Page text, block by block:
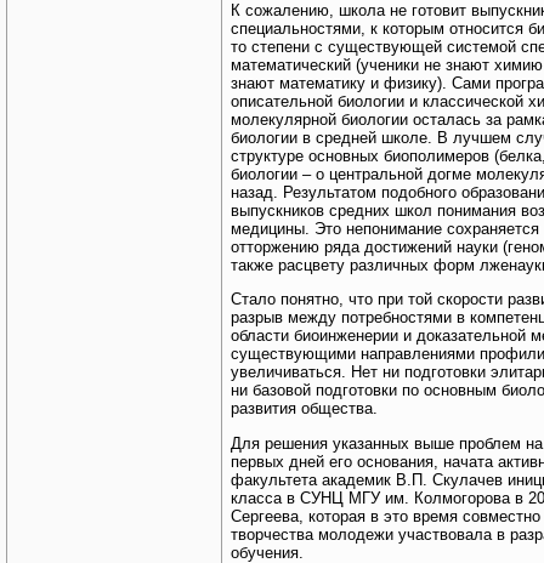
К сожалению, школа не готовит
специальностями, к которым относится
то степени с существующей системой
математический (ученики не знают
знают математику и физику). Сами
описательной биологии и классической
молекулярной биологии осталась за
биологии в средней школе. В лучшем
структуре основных биополимеров
биологии – о центральной догме
назад. Результатом подобного
выпускников средних школ понимания
медицины. Это непонимание
отторжению ряда достижений науки
также расцвету различных форм
Стало понятно, что при той скорости
разрыв между потребностями в
области биоинженерии и доказательной
существующими направлениями
увеличиваться. Нет ни подготовки
ни базовой подготовки по основным
развития общества.
Для решения указанных выше проблем
первых дней его основания, начата
факультета академик В.П. Скулачев
класса в СУНЦ МГУ им. Колмогорова в
Сергеева, которая в это время
творчества молодежи участвовала в
обучения.